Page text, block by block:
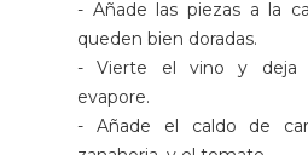
- Añade las piezas a la
queden bien doradas.
- Vierte el vino y deja
evapore.
- Añade el caldo de